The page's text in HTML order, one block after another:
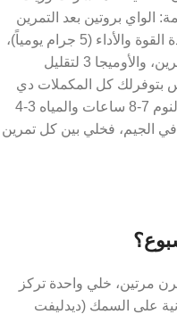
الواي بروتين بعد التمرين
مباشرة لتغذية العضلات، الكرياتين لزيادة القوة والأداء (5 جرام يومياً)،
الـBCAA لتقليل هدم العضلات أثناء التمرين، والأوميجا 3 لتقليل
بتوفرلك كل المكملات دي
بجودة عالية وأسعار مناسبة. متنساش النوم 7-8 ساعات والمياه 3-4
الجيم، فخلي بين كل تمرين
مرتين، خلي واحدة تركز
على السمك (ديدليفت